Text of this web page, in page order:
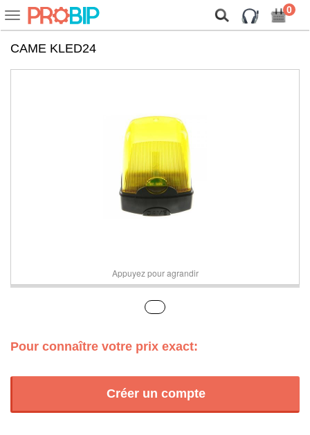
Voir
ou
cacher
navigation
0
CAME KLED24
Appuyez pour agrandir
Pour connaître votre prix exact:
Créer un compte
On vous présente nos cookies !